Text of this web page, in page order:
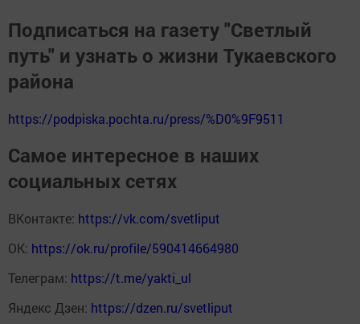
Подписаться на газету "Светлый
путь" и узнать о жизни Тукаевского
района
https://podpiska.pochta.ru/press/%D0%9F9511
Самое интересное в наших
социальных сетях
ВКонтакте: https://vk.com/svetliput
ОК: https://ok.ru/profile/590414664980
Телеграм: https://t.me/yakti_ul
Яндекс Дзен: https://dzen.ru/svetliput